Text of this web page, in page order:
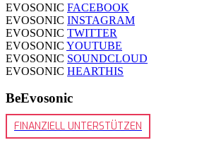
EVOSONIC FACEBOOK
EVOSONIC INSTAGRAM
EVOSONIC TWITTER
EVOSONIC YOUTUBE
EVOSONIC SOUNDCLOUD
EVOSONIC HEARTHIS
BeEvosonic
FINANZIELL UNTERSTÜTZEN